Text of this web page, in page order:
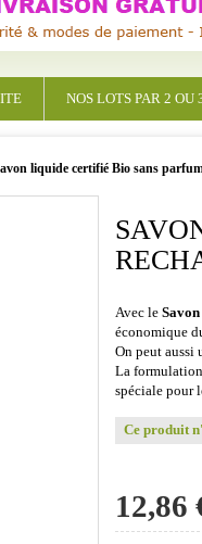
NOS LOTS PAR 2 OU
liquide certifié Bio sans
Avec le
économique
On peut aussi
La
spéciale pour
Ce produit
12,86